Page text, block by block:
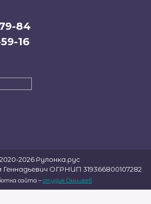
84
16
2026 Рулонка.рус
ОГРНИП 319366800107282
сайта –студия Омнивеб